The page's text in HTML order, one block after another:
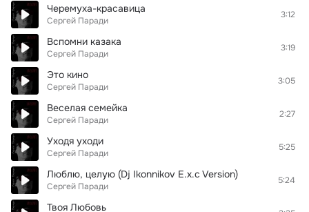
Черемуха-красавица
Сергей Паради
3:12
Вспомни казака
Сергей Паради
3:19
Это кино
Сергей Паради
3:05
Веселая семейка
Сергей Паради
2:27
Уходя уходи
Сергей Паради
5:25
Люблю, целую (Dj Ikonnikov E.x.c Version)
Сергей Паради
5:24
Твоя Любовь